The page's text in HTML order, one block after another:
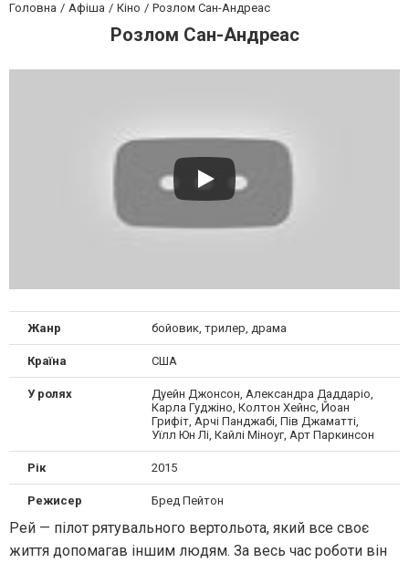
Головна Афіша Кіно Розлом Сан-Андреас
Розлом Сан-Андреас
Жанр бойовик, трилер, драма
Країна США
У ролях
Дуейн Джонсон, Александра Даддаріо,
Карла Гуджіно, Колтон Хейнс, Йоан
Грифіт, Арчі Панджабі, Пів Джаматті,
Уїлл Юн Лі, Кайлі Міноуг, Арт Паркинсон
Рік 2015
Режисер Бред Пейтон
Рей — пілот рятувального вертольота, який все своє
життя допомагав іншим людям. За весь час роботи він